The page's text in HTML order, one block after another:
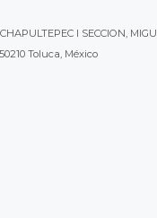
I SECCION,
Toluca, México